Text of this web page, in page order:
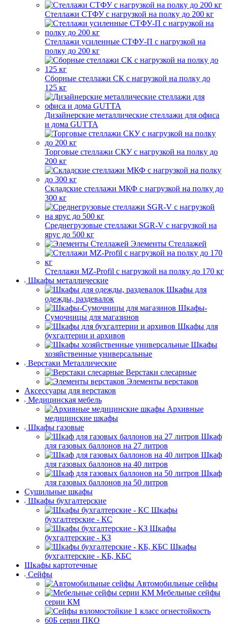
Стеллажи СТФУ с нагрузкой на полку до 200 кг
Стеллажи усиленные СТФУ-П с нагрузкой на
полку до 200 кг
Сборные стеллажи СК с нагрузкой на полку до
125 кг
Дизайнерские металлические стеллажи для офиса
и дома GUTTA
Торговые стеллажи СКУ с нагрузкой на полку до
200 кг
Складские стеллажи МКФ с нагрузкой на полку до
300 кг
Среднегрузовые стеллажи SGR-V с нагрузкой на
ярус до 500 кг
Элементы Стеллажей
Стеллажи MZ-Profil с нагрузкой на полку до 170 кг
Шкафы металлические
Шкафы для
одежды, раздевалок
Шкафы-
Сумочницы для магазинов
Шкафы для
бухгалтерии и архивов
Шкафы
хозяйственные универсальные
Верстаки Металлические
Верстаки слесарные
Элементы верстаков
Аксессуары для верстаков
Медицинская мебель
Архивные
медицинские шкафы
Шкафы газовые
Шкаф
для газовых баллонов на 27 литров
Шкаф
для газовых баллонов на 40 литров
Шкаф
для газовых баллонов на 50 литров
Сушильные шкафы
Шкафы бухгалтерские
Шкафы
бухгалтерские - КС
Шкафы
бухгалтерские - КЗ
Шкафы
бухгалтерские - КБ, КБС
Шкафы картотечные
Сейфы
Автомобильные сейфы
Мебельные сейфы
серии КМ